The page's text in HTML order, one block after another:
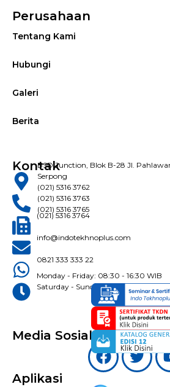
Perusahaan
Tentang Kami
Hubungi
Galeri
Berita
KontakBSD Junction, Blok B-28 Jl.
Serpong
(021) 5316 3762
(021) 5316 3763
(021) 5316 3765
(021) 5316 3764
info@indotekhnoplus.com
0821 333 333 22
Monday - Friday: 08:30 - 16:30 WIB
Saturday - Sunday: Closed
Media Sosial
Aplikasi